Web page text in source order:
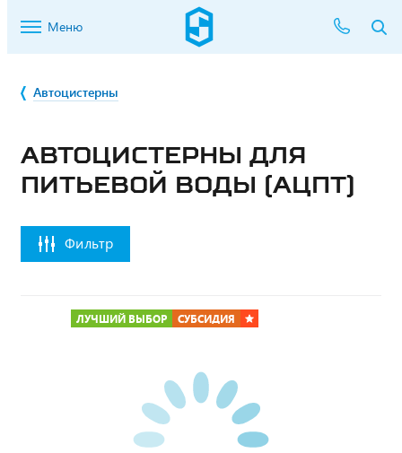
Меню
Автоцистерны
АВТОЦИСТЕРНЫ ДЛЯ
ПИТЬЕВОЙ ВОДЫ (АЦПТ)
Фильтр
ЛУЧШИЙ ВЫБОР СУБСИДИЯ